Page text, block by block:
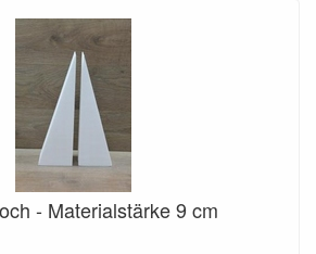
- Materialstärke 9 cm